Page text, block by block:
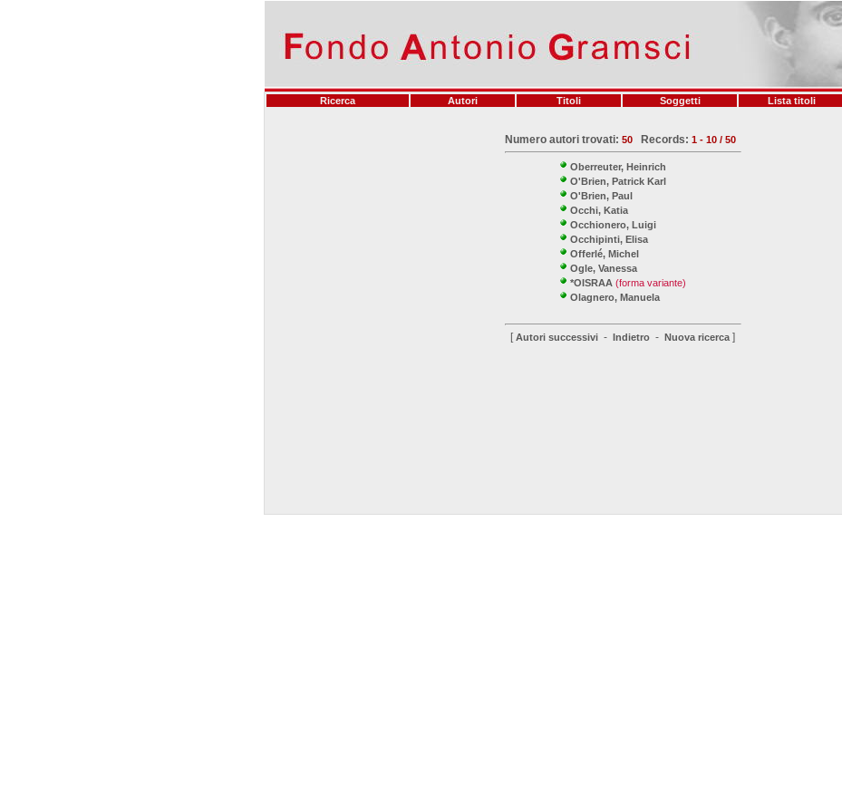
Ricerca Autori Titoli Soggetti Lista titoli
Numero autori trovati: 50 Records: 1 - 10 / 50
Oberreuter, Heinrich
O'Brien, Patrick Karl
O'Brien, Paul
Occhi, Katia
Occhionero, Luigi
Occhipinti, Elisa
Offerlé, Michel
Ogle, Vanessa
*OISRAA (forma variante)
Olagnero, Manuela
[Autori successivi -Indietro -Nuova ricerca]